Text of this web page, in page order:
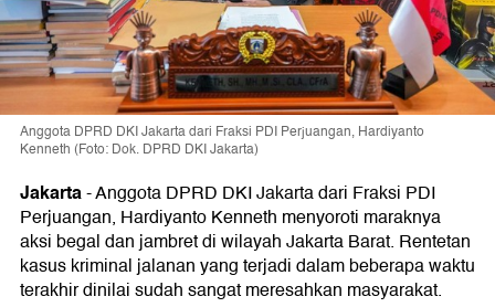
Anggota DPRD DKI Jakarta dari Fraksi PDI Perjuangan, Hardiyanto
Kenneth (Foto: Dok. DPRD DKI Jakarta)
Jakarta-Anggota DPRD DKI Jakarta dari Fraksi PDI
Perjuangan, Hardiyanto Kenneth menyoroti maraknya
aksi begal dan jambret di wilayah Jakarta Barat. Rentetan
kasus kriminal jalanan yang terjadi dalam beberapa waktu
terakhir dinilai sudah sangat meresahkan masyarakat.